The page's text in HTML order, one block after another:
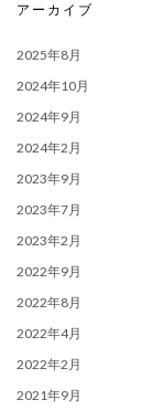
アーカイブ
2025年8月
2024年10月
2024年9月
2024年2月
2023年9月
2023年7月
2023年2月
2022年9月
2022年8月
2022年4月
2022年2月
2021年9月